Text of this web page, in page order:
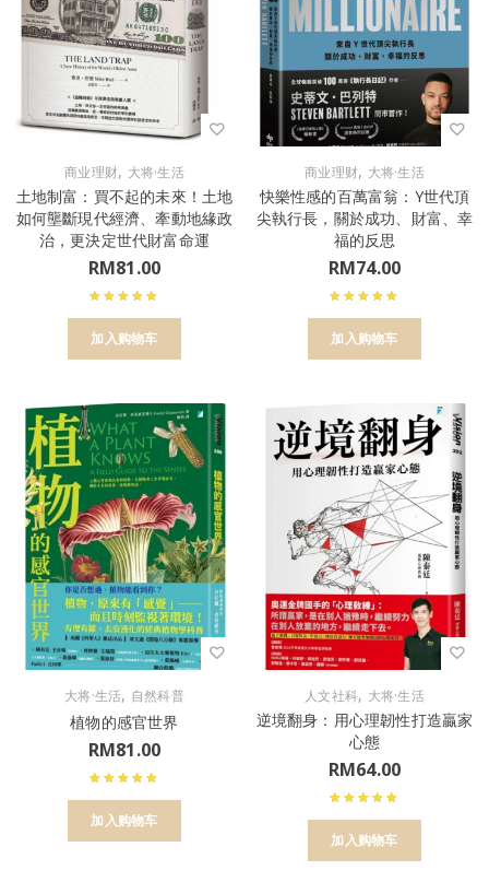
商业理财, 大将·生活
土地制富：買不起的未來！土地
如何壟斷現代經濟、牽動地緣政
治，更決定世代財富命運
RM81.00
加入购物车
商业理财, 大将·生活
快樂性感的百萬富翁：Y世代頂
尖執行長，關於成功、財富、幸
福的反思
RM74.00
加入购物车
大将·生活, 自然科普
植物的感官世界
RM81.00
加入购物车
人文社科, 大将·生活
逆境翻身：用心理韌性打造贏家
心態
RM64.00
加入购物车